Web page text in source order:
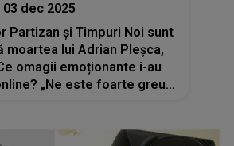
03 dec 2025
Partizan și Timpuri Noi sunt
moartea lui Adrian Pleșca,
omagii emoționante i-au
„Ne este foarte greu…